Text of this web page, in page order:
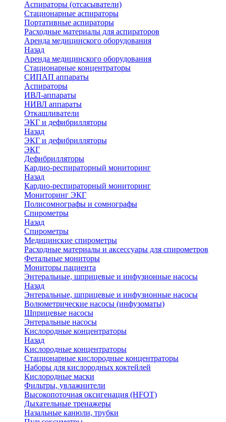
Аспираторы (отсасыватели)
Стационарные аспираторы
Портативные аспираторы
Расходные материалы для аспираторов
Аренда медицинского оборудования
Назад
Аренда медицинского оборудования
Стационарные концентраторы
СИПАП аппараты
Аспираторы
ИВЛ-аппараты
НИВЛ аппараты
Откашливатели
ЭКГ и дефибрилляторы
Назад
ЭКГ и дефибрилляторы
ЭКГ
Дефибрилляторы
Кардио-респираторный мониторинг
Назад
Кардио-респираторный мониторинг
Мониторинг ЭКГ
Полисомнографы и сомнографы
Спирометры
Назад
Спирометры
Медицинские спирометры
Расходные материалы и аксессуары для спирометров
Фетальные мониторы
Мониторы пациента
Энтеральные, шприцевые и инфузионные насосы
Назад
Энтеральные, шприцевые и инфузионные насосы
Волюметрические насосы (инфузоматы)
Шприцевые насосы
Энтеральные насосы
Кислородные концентраторы
Назад
Кислородные концентраторы
Стационарные кислородные концентраторы
Наборы для кислородных коктейлей
Кислородные маски
Фильтры, увлажнители
Высокопоточная оксигенация (HFOT)
Дыхательные тренажеры
Назальные канюли, трубки